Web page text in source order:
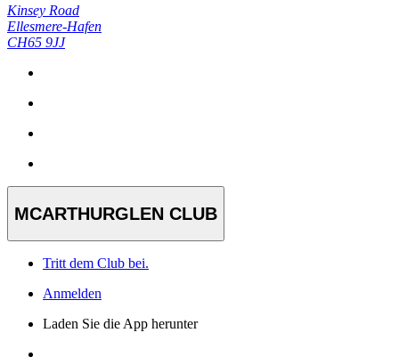
Kinsey Road
Ellesmere-Hafen
CH65 9JJ
MCARTHURGLEN CLUB
Tritt dem Club bei.
Anmelden
Laden Sie die App herunter